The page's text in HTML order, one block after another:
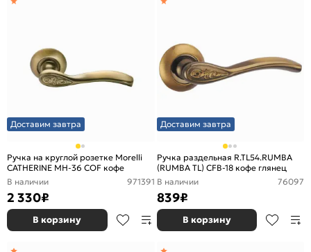
Доставим завтра
Ручка на круглой розетке Morelli
CATHERINE MH-36 COF кофе
В наличии
971391
2 330₽
В корзину
Доставим завтра
Ручка раздельная R.TL54.RUMBA
(RUMBA TL) CFB-18 кофе глянец
В наличии
76097
839₽
В корзину